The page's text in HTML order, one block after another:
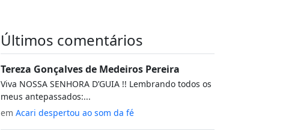
Últimos comentários
Tereza Gonçalves de Medeiros Pereira
Viva NOSSA SENHORA D’GUIA !! Lembrando todos os
meus antepassados:...
em Acari despertou ao som da fé